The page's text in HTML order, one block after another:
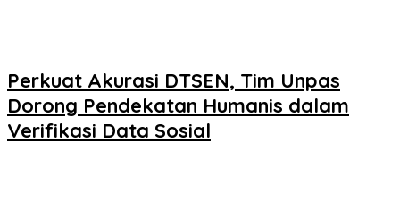
Perkuat Akurasi DTSEN, Tim Unpas
Dorong Pendekatan Humanis dalam
Verifikasi Data Sosial